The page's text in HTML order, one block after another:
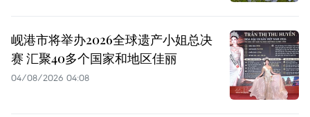
岘港市将举办2026全球遗产小姐总决
赛 汇聚40多个国家和地区佳丽
04/08/2026 04:08